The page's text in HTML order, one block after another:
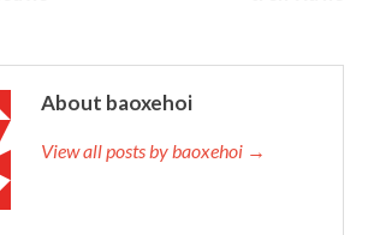
About baoxehoi
View all posts by baoxehoi →